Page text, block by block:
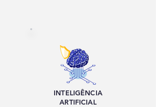
INTELIGÊNCIA
ARTIFICIAL